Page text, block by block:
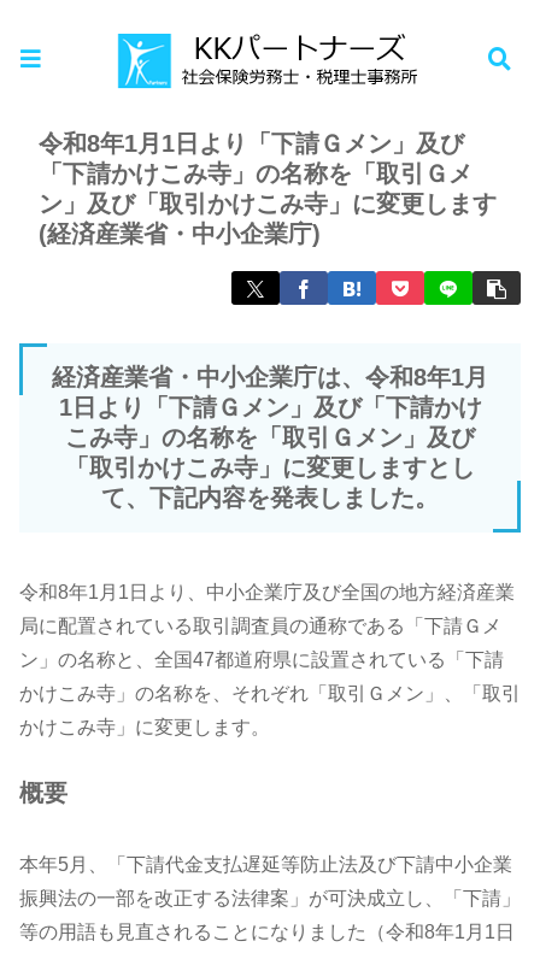
お知らせ
令和8年1月1日より「下請Ｇメン」及び
「下請かけこみ寺」の名称を「取引Ｇメ
ン」及び「取引かけこみ寺」に変更します
(経済産業省・中小企業庁)
経済産業省・中小企業庁は、令和8年1月
1日より「下請Ｇメン」及び「下請かけ
こみ寺」の名称を「取引Ｇメン」及び
「取引かけこみ寺」に変更しますとし
て、下記内容を発表しました。
令和8年1月1日より、中小企業庁及び全国の地方経済産業
局に配置されている取引調査員の通称である「下請Ｇメ
ン」の名称と、全国47都道府県に設置されている「下請
かけこみ寺」の名称を、それぞれ「取引Ｇメン」、「取引
かけこみ寺」に変更します。
概要
本年5月、「下請代金支払遅延等防止法及び下請中小企業
振興法の一部を改正する法律案」が可決成立し、「下請」
等の用語も見直されることになりました（令和8年1月1日